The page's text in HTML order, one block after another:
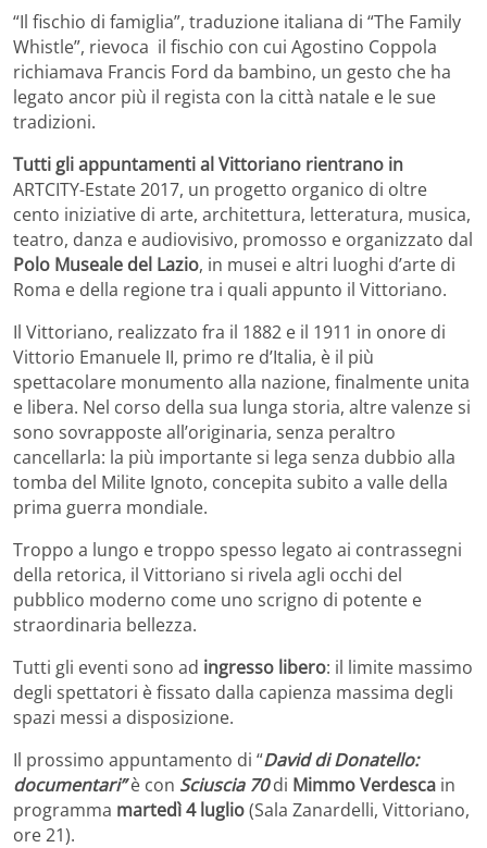
“Il fischio di famiglia”, traduzione italiana di “The Family
Whistle”, rievoca il fischio con cui Agostino Coppola
richiamava Francis Ford da bambino, un gesto che ha
legato ancor più il regista con la città natale e le sue
tradizioni.
Tutti gli appuntamenti al Vittoriano rientrano in
ARTCITY-Estate 2017, un progetto organico di oltre
cento iniziative di arte, architettura, letteratura, musica,
teatro, danza e audiovisivo, promosso e organizzato dal
Polo Museale del Lazio, in musei e altri luoghi d’arte di
Roma e della regione tra i quali appunto il Vittoriano.
Il Vittoriano, realizzato fra il 1882 e il 1911 in onore di
Vittorio Emanuele II, primo re d’Italia, è il più
spettacolare monumento alla nazione, finalmente unita
e libera. Nel corso della sua lunga storia, altre valenze si
sono sovrapposte all’originaria, senza peraltro
cancellarla: la più importante si lega senza dubbio alla
tomba del Milite Ignoto, concepita subito a valle della
prima guerra mondiale.
Troppo a lungo e troppo spesso legato ai contrassegni
della retorica, il Vittoriano si rivela agli occhi del
pubblico moderno come uno scrigno di potente e
straordinaria bellezza.
Tutti gli eventi sono ad ingresso libero: il limite massimo
degli spettatori è fissato dalla capienza massima degli
spazi messi a disposizione.
Il prossimo appuntamento di “David di Donatello:
documentari”è con Sciuscia 70di Mimmo Verdesca in
programma martedì 4 luglio(Sala Zanardelli, Vittoriano,
ore 21).